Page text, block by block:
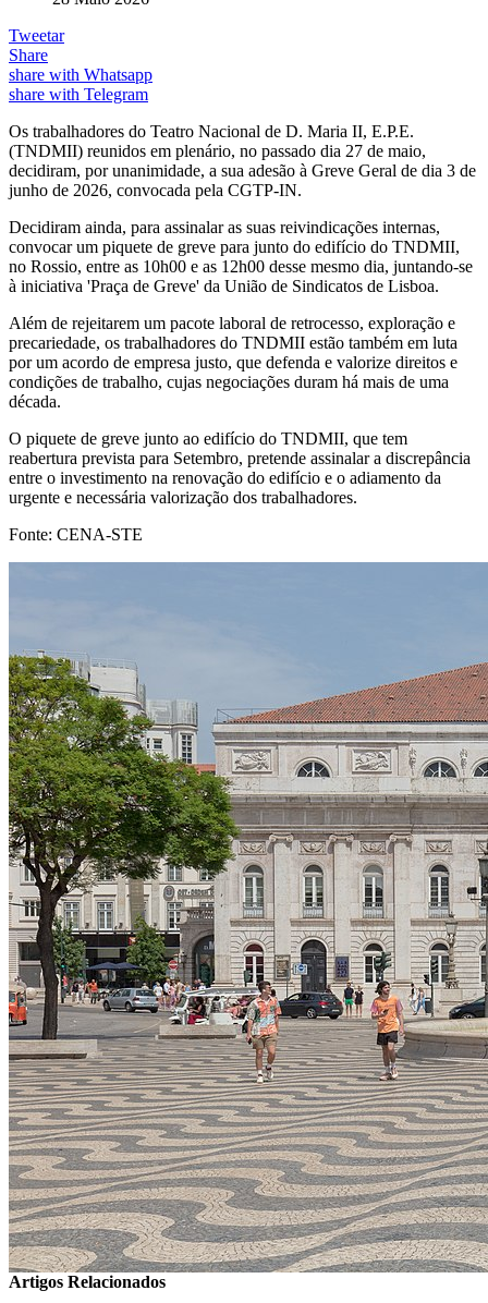
Tweetar
Share
share with Whatsapp
share with Telegram
Os trabalhadores do Teatro Nacional de D. Maria II, E.P.E.
(TNDMII) reunidos em plenário, no passado dia 27 de maio,
decidiram, por unanimidade, a sua adesão à Greve Geral de dia 3 de
junho de 2026, convocada pela CGTP-IN.
Decidiram ainda, para assinalar as suas reivindicações internas,
convocar um piquete de greve para junto do edifício do TNDMII,
no Rossio, entre as 10h00 e as 12h00 desse mesmo dia, juntando-se
à iniciativa 'Praça de Greve' da União de Sindicatos de Lisboa.
Além de rejeitarem um pacote laboral de retrocesso, exploração e
precariedade, os trabalhadores do TNDMII estão também em luta
por um acordo de empresa justo, que defenda e valorize direitos e
condições de trabalho, cujas negociações duram há mais de uma
década.
O piquete de greve junto ao edifício do TNDMII, que tem
reabertura prevista para Setembro, pretende assinalar a discrepância
entre o investimento na renovação do edifício e o adiamento da
urgente e necessária valorização dos trabalhadores.
Fonte: CENA-STE
Artigos Relacionados